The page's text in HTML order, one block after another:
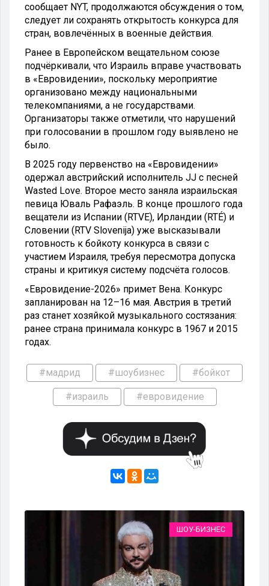
сообщает NYT, продолжаются обсуждения о том,
следует ли сохранять открытость конкурса для
стран, вовлечённых в военные действия.
Ранее в Европейском вещательном союзе
подчёркивали, что Израиль вправе участвовать
в «Евровидении», поскольку мероприятие
организовано между национальными
телекомпаниями, а не государствами.
Организаторы также отметили, что нарушений
при голосовании в прошлом году выявлено не
было.
В 2025 году первенство на «Евровидении»
одержал австрийский исполнитель JJ с песней
Wasted Love. Второе место заняла израильская
певица Юваль Рафаэль. В конце прошлого года
вещатели из Испании (RTVE), Ирландии (RTÉ) и
Словении (RTV Slovenija) уже высказывали
готовность к бойкоту конкурса в связи с
участием Израиля, требуя пересмотра допуска
страны и критикуя систему подсчёта голосов.
«Евровидение-2026» примет Вена. Конкурс
запланирован на 12–16 мая. Австрия в третий
раз станет хозяйкой музыкального состязания:
ранее страна принимала конкурс в 1967 и 2015
годах.
#мадрид #шоубизнес #бойкот
#израиль #евровидение
ШОУ-БИЗНЕС